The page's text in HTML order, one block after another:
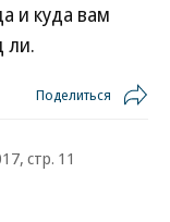
и куда вам
ли.
Поделиться
стр. 11